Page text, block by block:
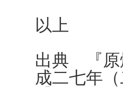
以上
出典 『
成二七年